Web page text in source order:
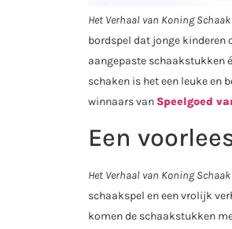
Het Verhaal van Koning Schaak
bordspel dat jonge kinderen
aangepaste schaakstukken
schaken is het een leuke en
winnaars van Speelgoed
Een
Het Verhaal van Koning Schaak
schaakspel en een vrolijk
komen de schaakstukken